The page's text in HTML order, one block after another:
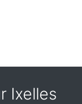
Ixelles